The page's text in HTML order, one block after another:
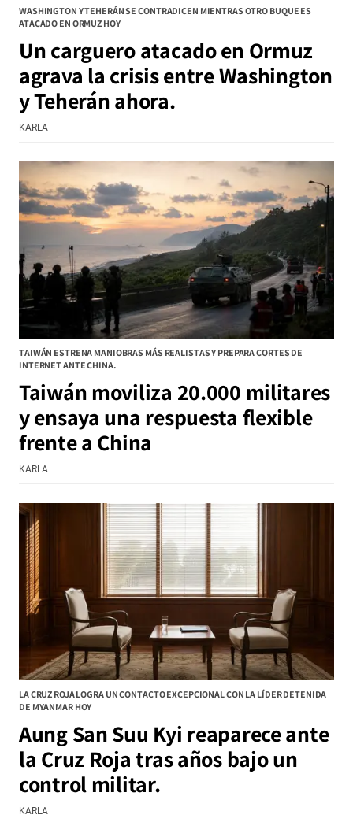
WASHINGTON Y TEHERÁN SE CONTRADICEN MIENTRAS OTRO BUQUE ES
ATACADO EN ORMUZ HOY
Un carguero atacado en Ormuz
agrava la crisis entre Washington
y Teherán ahora.
KARLA
TAIWÁN ESTRENA MANIOBRAS MÁS REALISTAS Y PREPARA CORTES DE
INTERNET ANTE CHINA.
Taiwán moviliza 20.000 militares
y ensaya una respuesta flexible
frente a China
KARLA
LA CRUZ ROJA LOGRA UN CONTACTO EXCEPCIONAL CON LA LÍDER DETENIDA
DE MYANMAR HOY
Aung San Suu Kyi reaparece ante
la Cruz Roja tras años bajo un
control militar.
KARLA